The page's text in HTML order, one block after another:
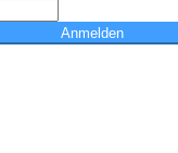
Anmelden